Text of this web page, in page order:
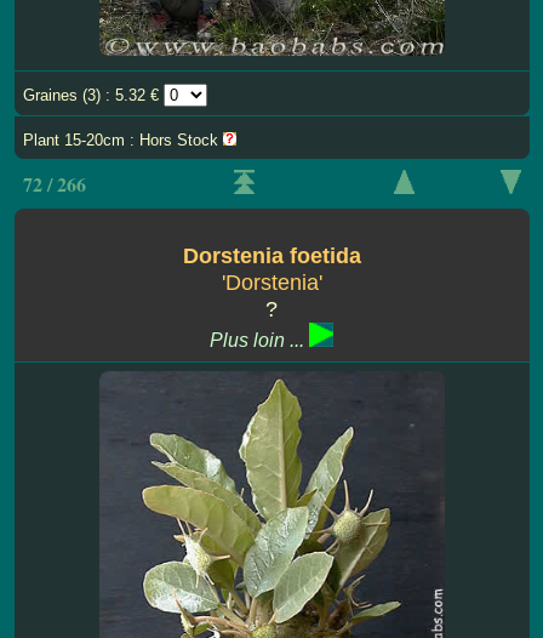
Graines (3) : 5.32 €
Plant 15-20cm : Hors Stock
72 / 266
Dorstenia foetida
'Dorstenia'
?
Plus loin ...